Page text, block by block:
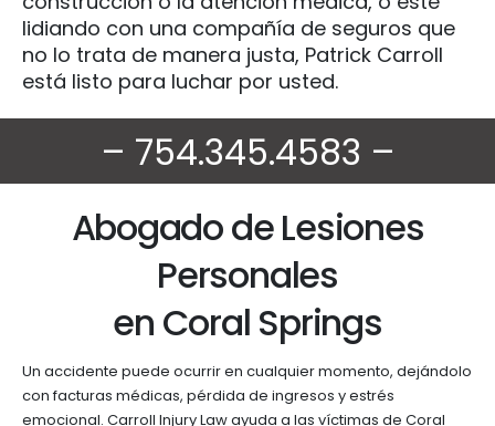
lidiando con una compañía de seguros que
no lo trata de manera justa, Patrick Carroll
está listo para luchar por usted.
– 754.345.4583 –
Abogado de Lesiones
Personales
en Coral Springs
Un accidente puede ocurrir en cualquier momento, dejándolo
con facturas médicas, pérdida de ingresos y estrés
emocional. Carroll Injury Law ayuda a las víctimas de Coral